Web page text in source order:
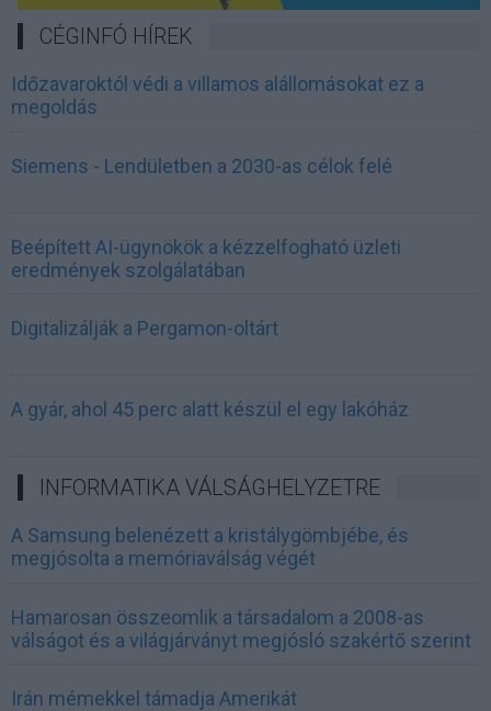
CÉGINFÓ HÍREK
Időzavaroktól védi a villamos alállomásokat ez a
megoldás
Siemens - Lendületben a 2030-as célok felé
Beépített AI-ügynökök a kézzelfogható üzleti
eredmények szolgálatában
Digitalizálják a Pergamon-oltárt
A gyár, ahol 45 perc alatt készül el egy lakóház
INFORMATIKA VÁLSÁGHELYZETRE
A Samsung belenézett a kristálygömbjébe, és
megjósolta a memóriaválság végét
Hamarosan összeomlik a társadalom a 2008-as
válságot és a világjárványt megjósló szakértő szerint
Irán mémekkel támadja Amerikát